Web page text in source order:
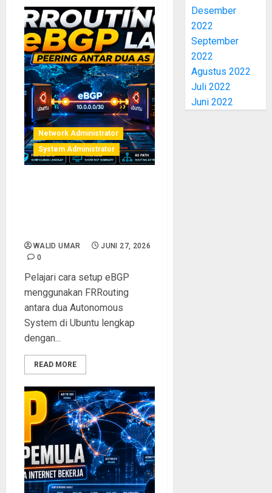
Network Administrator
System Administrator
WALID UMAR
JUNI 27, 2026
0
Pelajari cara setup eBGP
menggunakan FRRouting
antara dua Autonomous
System di Ubuntu lengkap
dengan...
READ MORE
Desember
2022
September
2022
Agustus 2022
Juli 2022
Juni 2022